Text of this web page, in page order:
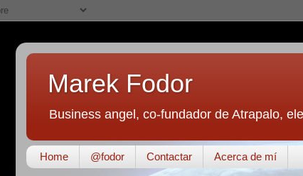
Marek Fodor
Business angel, co-fundador de Atrapalo,
Home @fodor Contactar Acerca de mí